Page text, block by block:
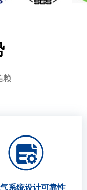
赖
系统设计可靠性